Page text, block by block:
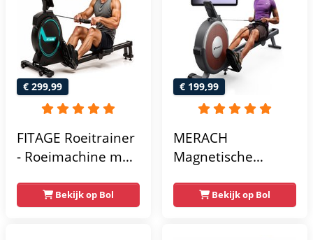
€ 299,99
FITAGE Roeitrainer
- Roeimachine met
& App - Inklapbaar
Roeiapparaat met
Bekijk op Bol
€ 199,99
MERACH
Magnetische
bluetooth - 16
weerstandsniveaus
Bekijk op Bol